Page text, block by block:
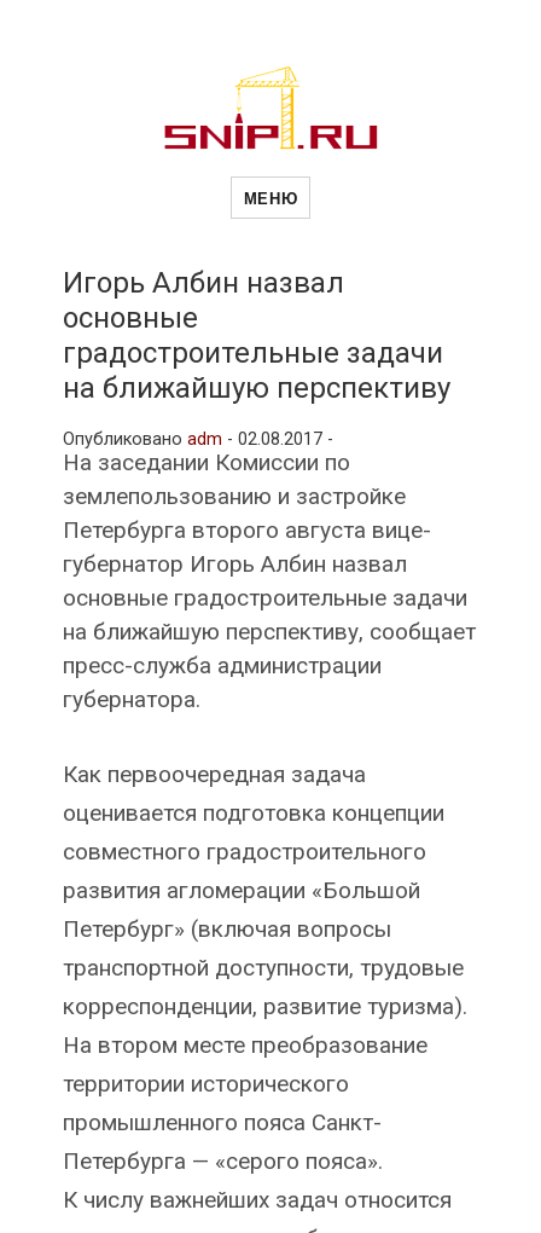
Новости
и
МЕНЮ
Игорь Албин назвал
основные
градостроительные задачи
на ближайшую перспективу
Опубликовано adm - 02.08.2017 -
На заседании Комиссии по
землепользованию и застройке
Петербурга второго августа вице-
губернатор Игорь Албин назвал
основные градостроительные задачи
на ближайшую перспективу, сообщает
пресс-служба администрации
губернатора.
Как первоочередная задача
оценивается подготовка концепции
совместного градостроительного
развития агломерации «Большой
Петербург» (включая вопросы
транспортной доступности, трудовые
корреспонденции, развитие туризма).
На втором месте преобразование
территории исторического
промышленного пояса Санкт-
Петербурга — «серого пояса».
К числу важнейших задач относится